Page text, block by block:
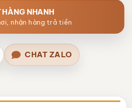
NHANH
nhận hàng trả tiền
CHAT ZALO